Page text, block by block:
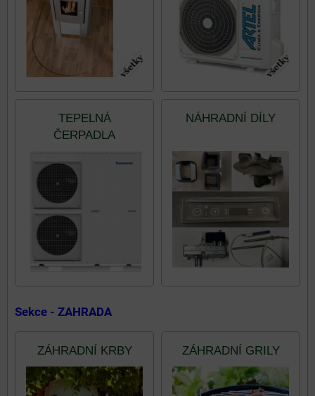
TEPELNÁ
ČERPADLA
NÁHRADNÍ DÍLY
Sekce - ZAHRADA
ZÁHRADNÍ KRBY ZÁHRADNÍ GRILY